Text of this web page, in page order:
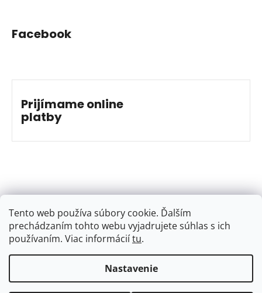
Tento web používa súbory cookie. Ďalším
prechádzaním tohto webu vyjadrujete súhlas s ich
používaním. Viac informáciítu.
Nastavenie
Facebook
Prijímame online
platby
Vytvoril Shoptet&Jakub Grác